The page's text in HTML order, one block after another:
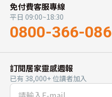
免付費客服專線
平日 09:00~18:30
0800-366-086
訂閱居家靈感週報
已有 38,000+ 位讀者加入